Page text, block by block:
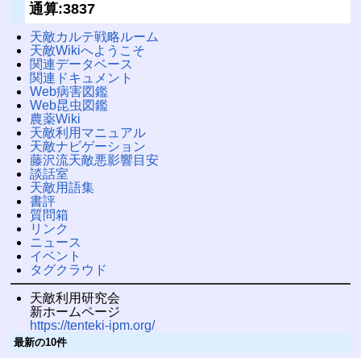
通算:3837
天敵カルテ戦略ルーム
天敵Wikiへようこそ
関連データベース
関連ドキュメント
Web病害図鑑
Web昆虫図鑑
農薬Wiki
天敵利用マニュアル
天敵ナビゲーション
藤沢流天敵悪影響目安
談話室
天敵用語集
書評
質問箱
リンク
ニュース
イベント
タグクラウド
天敵利用研究会
新ホームページ
https://tenteki-ipm.org/
最新の10件